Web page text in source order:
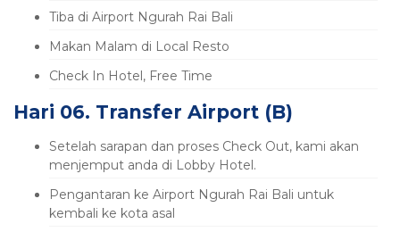
Tiba di Airport Ngurah Rai Bali
Makan Malam di Local Resto
Check In Hotel, Free Time
Hari 06. Transfer Airport (B)
Setelah sarapan dan proses Check Out, kami akan
menjemput anda di Lobby Hotel.
Pengantaran ke Airport Ngurah Rai Bali untuk
kembali ke kota asal